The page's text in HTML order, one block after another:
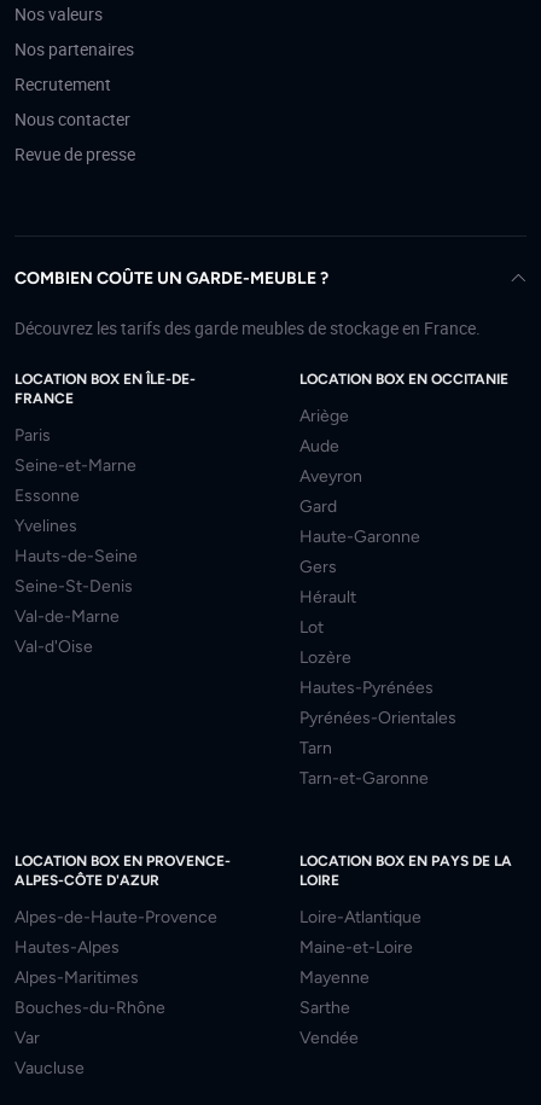
Nos valeurs
Nos partenaires
Recrutement
Nous contacter
Revue de presse
COMBIEN COÛTE UN GARDE-MEUBLE ?
Découvrez les tarifs des garde meubles de stockage en France.
LOCATION BOX EN ÎLE-DE-
FRANCE
Paris
Seine-et-Marne
Essonne
Yvelines
Hauts-de-Seine
Seine-St-Denis
Val-de-Marne
Val-d'Oise
LOCATION BOX EN OCCITANIE
Ariège
Aude
Aveyron
Gard
Haute-Garonne
Gers
Hérault
Lot
Lozère
Hautes-Pyrénées
Pyrénées-Orientales
Tarn
Tarn-et-Garonne
LOCATION BOX EN PROVENCE-
ALPES-CÔTE D'AZUR
Alpes-de-Haute-Provence
Hautes-Alpes
Alpes-Maritimes
Bouches-du-Rhône
Var
Vaucluse
LOCATION BOX EN PAYS DE LA
LOIRE
Loire-Atlantique
Maine-et-Loire
Mayenne
Sarthe
Vendée